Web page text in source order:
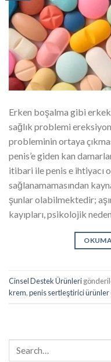
Erken boşalma gibi
sağlık problemi
probleminin ortaya
penis’e giden kan
itibari ile penis e ihtiyacı
sağlanamamasından
şunlar olabilmektedir;
kayıpları, psikolojik
Cinsel Destek Ürünleri
krem,penis sertleştirici ürünler